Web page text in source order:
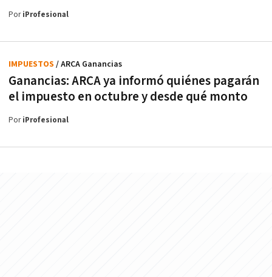
PoriProfesional
Ganancias: ARCA ya informó quiénes pagarán
el impuesto en octubre y desde qué monto
IMPUESTOS / ARCA Ganancias
PoriProfesional